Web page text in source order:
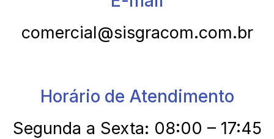
comercial@sisgracom.com.br
Horário de Atendimento
Segunda a Sexta: 08:00 – 17:45